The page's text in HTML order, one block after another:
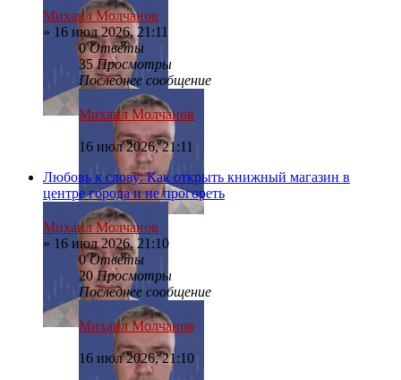
Михаил Молчанов
» 16 июл 2026, 21:11
0Ответы
35Просмотры
Последнее сообщение
Михаил Молчанов
16 июл 2026, 21:11
Любовь к слову: Как открыть книжный магазин в
центре города и не прогореть
Михаил Молчанов
» 16 июл 2026, 21:10
0Ответы
20Просмотры
Последнее сообщение
Михаил Молчанов
16 июл 2026, 21:10